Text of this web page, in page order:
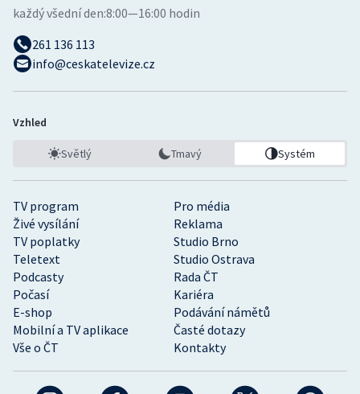
TV program
Pro média
Živé vysílání
Reklama
TV poplatky
Studio Brno
Teletext
Studio Ostrava
Podcasty
Rada ČT
Počasí
Kariéra
E-shop
Podávání námětů
Mobilní a TV aplikace
Časté dotazy
Vše o ČT
Kontakty
každý všední den:8:00—16:00 hodin
261 136 113
info@ceskatelevize.cz
Vzhled
Světlý Tmavý Systém